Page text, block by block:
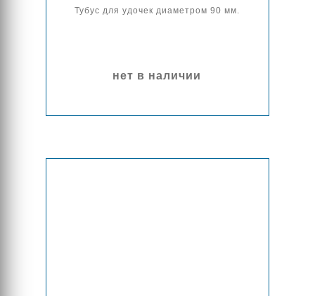
Тубус для удочек диаметром 90 мм.
нет в наличии